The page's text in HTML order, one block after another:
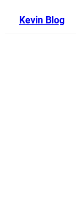
Kevin Blog